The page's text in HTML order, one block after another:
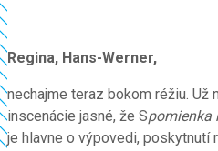
Regina, Hans-Werner,
nechajme teraz bokom réžiu. Už
inscenácie jasné, že Spomienka
je hlavne o výpovedi, poskytnutí